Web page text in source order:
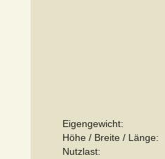
Eigengewicht:
Höhe / Breite / Länge:
Nutzlast: